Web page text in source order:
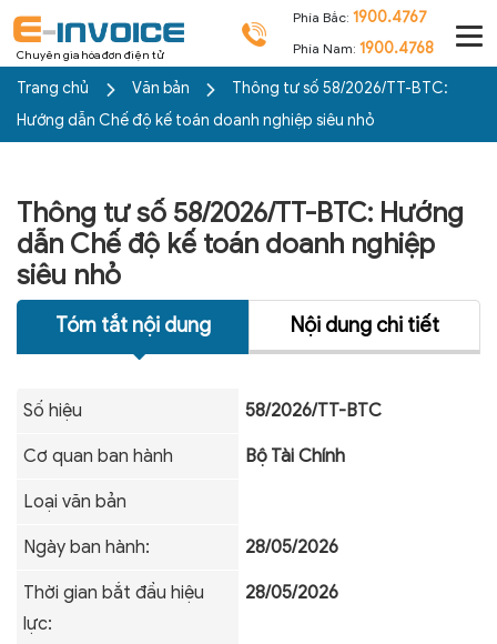
Chuyên gia hóa đơn điện tử
Phía Bắc: 1900.4767
Phía Nam: 1900.4768
Trang chủ Văn bản
Thông tư số 58/2026/TT-BTC:
Hướng dẫn Chế độ kế toán doanh nghiệp siêu nhỏ
Thông tư số 58/2026/TT-BTC: Hướng
dẫn Chế độ kế toán doanh nghiệp
siêu nhỏ
Tóm tắt nội dung Nội dung chi tiết
Số hiệu 58/2026/TT-BTC
Cơ quan ban hành Bộ Tài Chính
Loại văn bản
Ngày ban hành: 28/05/2026
Thời gian bắt đầu hiệu
lực:
28/05/2026